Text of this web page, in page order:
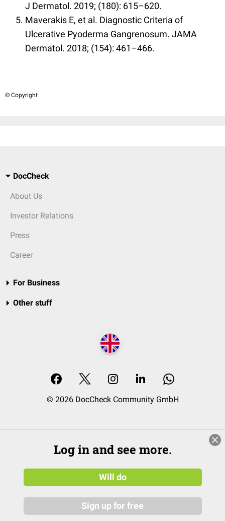
J Dermatol. 2019; (180): 615–620.
Maverakis E, et al. Diagnostic Criteria of
Ulcerative Pyoderma Gangrenosum. JAMA
Dermatol. 2018; (154): 461–466.
© Copyright
DocCheck
About Us
Investor Relations
Press
Career
For Business
Other stuff
© 2026 DocCheck Community GmbH
Log in and see more.
Will do
Sign up for free